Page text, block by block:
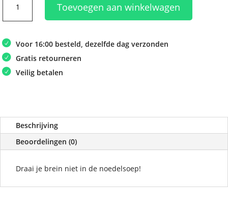
Games
IQ
aantal
Toevoegen aan winkelwagen
Voor 16:00 besteld, dezelfde dag verzonden
Gratis retourneren
Veilig betalen
Beschrijving
Beoordelingen (0)
Draai je brein niet in de noedelsoep!